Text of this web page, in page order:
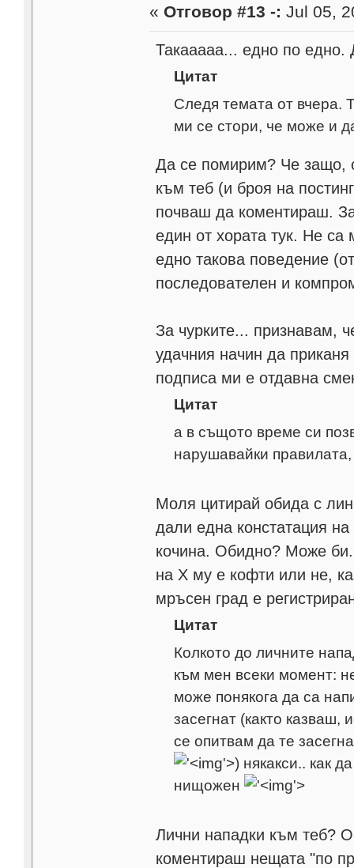
« Отговор #13 -: Jul 05,
Такааааа... едно по
Цитат
Следя темата от вчера.
ми се стори, че може и
Да се помирим? Че защо,
към теб (и броя на
почваш да коментираш.
един от хората тук. Не
едно такова поведение
последователен и
За чурките... признавам,
удачния начин да
подписа ми е отдавна
Цитат
а в същото време си
нарушавайки
Моля цитирай обида с
дали една констатация
кочина. Обидно? Може
на Х му е кофти или не,
мръсен град е
Цитат
Колкото до личните
към мен всеки момент:
може понякога да са
засегнат (както казваш,
се опитвам да те
'>) някакси.. как
нищожен
'>
Лични нападки към теб?
коментираш нещата "по